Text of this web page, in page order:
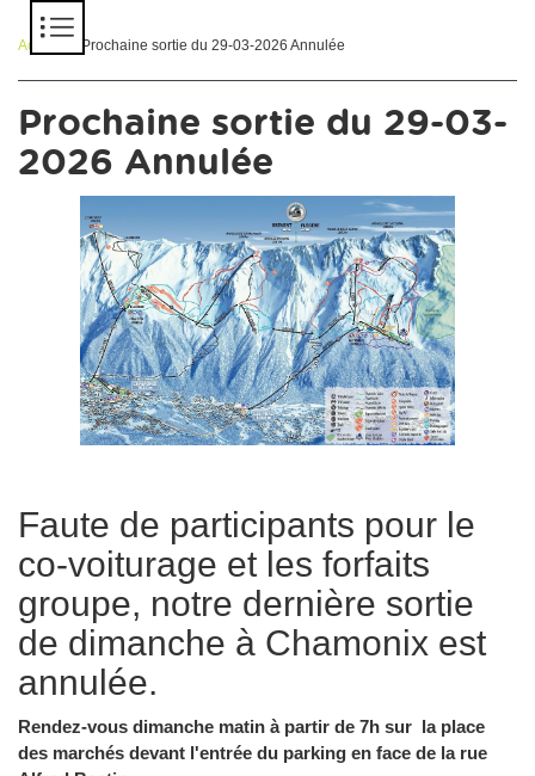
Accueil > Prochaine sortie du 29-03-2026 Annulée
Prochaine sortie du 29-03-
2026 Annulée
Faute de participants pour le
co-voiturage et les forfaits
groupe, notre dernière sortie
de dimanche à Chamonix est
annulée.
Rendez-vous dimanche matin à partir de 7h sur la place
des marchés devant l'entrée du parking en face de la rue